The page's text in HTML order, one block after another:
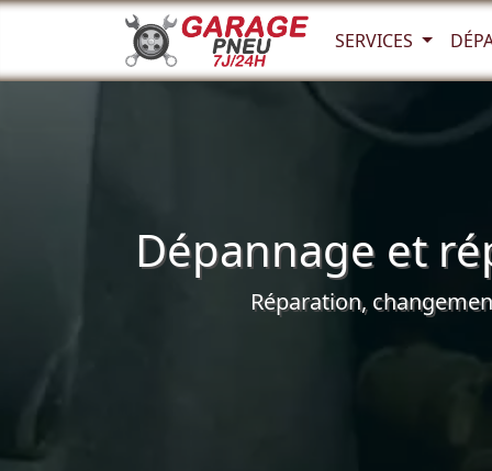
SERVICES
Dépannage et
Réparation,